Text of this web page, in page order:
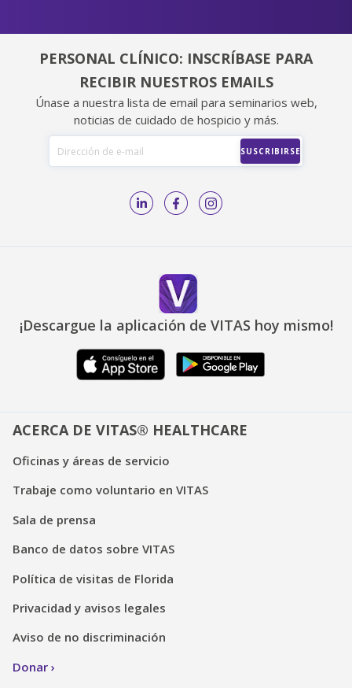
PERSONAL CLÍNICO: INSCRÍBASE PARA
RECIBIR NUESTROS EMAILS
Únase a nuestra lista de email para seminarios web,
noticias de cuidado de hospicio y más.
¡Descargue la aplicación de VITAS hoy mismo!
ACERCA DE VITAS® HEALTHCARE
Oficinas y áreas de servicio
Trabaje como voluntario en VITAS
Sala de prensa
Banco de datos sobre VITAS
Política de visitas de Florida
Privacidad y avisos legales
Aviso de no discriminación
Donar